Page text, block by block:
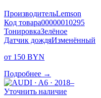
ПроизводительLemson
Код товара00000010295
ТонировкаЗелёное
Датчик дождяИзменённый
от 150 BYN
Подробнее →
Уточнить наличие